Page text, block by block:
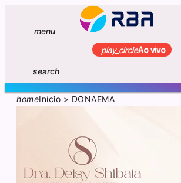
menu
play_circleAo vivo
search
homeInício > DONAEMA